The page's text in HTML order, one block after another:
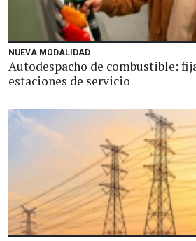
NUEVA MODALIDAD
Autodespacho de combustible:
estaciones de servicio